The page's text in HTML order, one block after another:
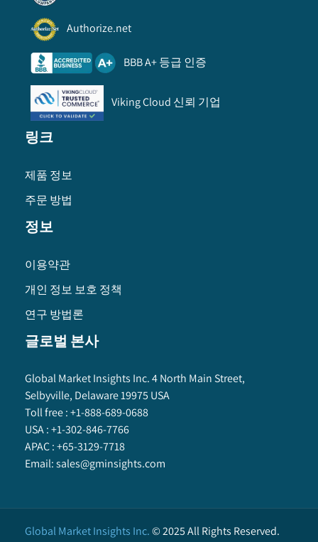
Authorize.net
BBB A+ 등급 인증
Viking Cloud 신뢰 기업
링크
제품 정보
주문 방법
정보
이용약관
개인 정보 보호 정책
연구 방법론
글로벌 본사
Global Market Insights Inc. 4 North Main Street,
Selbyville, Delaware 19975 USA
Toll free :+1-888-689-0688
USA :+1-302-846-7766
APAC :+65-3129-7718
Email:sales@gminsights.com
Global Market Insights Inc.©2025All Rights Reserved.